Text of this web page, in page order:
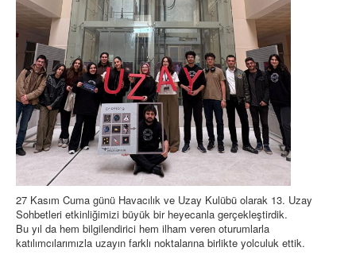
27 Kasım Cuma günü Havacılık ve Uzay Kulübü olarak 13. Uzay
Sohbetleri etkinliğimizi büyük bir heyecanla gerçekleştirdik.
Bu yıl da hem bilgilendirici hem ilham veren oturumlarla
katılımcılarımızla uzayın farklı noktalarına birlikte yolculuk ettik.